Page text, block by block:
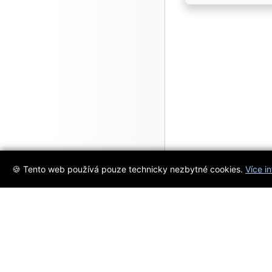
🍪 Tento web používá pouze technicky nezbytné cookies. Více